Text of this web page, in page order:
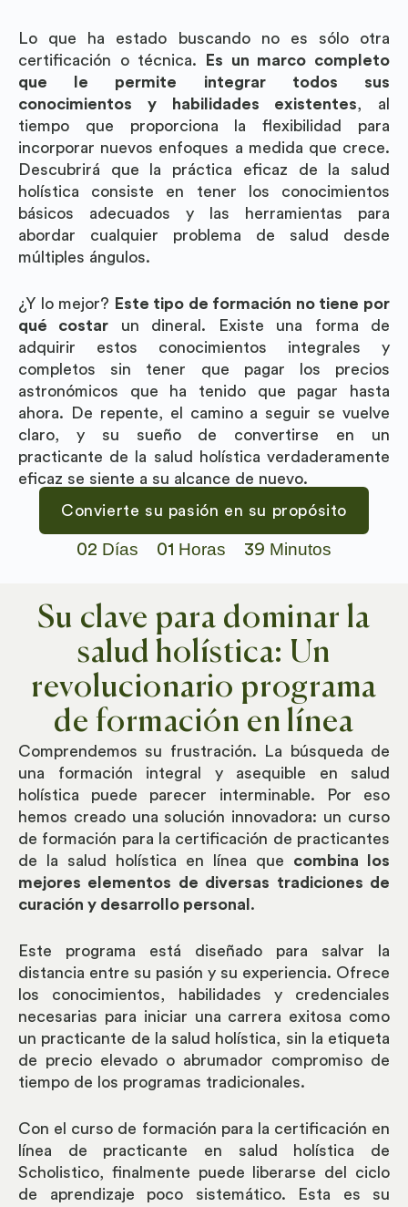
Lo que ha estado buscando no es sólo otra
certificación o técnica.
Es un marco completo
que le permite integrar todos sus
conocimientos y habilidades existentes, al
tiempo que proporciona la flexibilidad para
incorporar nuevos enfoques a medida que crece.
Descubrirá que la práctica eficaz de la salud
holística consiste en tener los conocimientos
básicos adecuados y las herramientas para
abordar cualquier problema de salud desde
múltiples ángulos.
¿Y lo mejor? Este tipo de formación no tiene por
qué costar un dineral. Existe una forma de
adquirir estos conocimientos integrales y
completos sin tener que pagar los precios
astronómicos que ha tenido que pagar hasta
ahora. De repente, el camino a seguir se vuelve
claro, y su sueño de convertirse en un
practicante de la salud holística verdaderamente
eficaz se siente a su alcance de nuevo.
Convierte su pasión en su propósito
02 Días 01 Horas 39 Minutos
Su clave para dominar la
salud holística: Un
revolucionario programa
de formación en línea
Comprendemos su frustración. La búsqueda de
una formación integral y asequible en salud
holística puede parecer interminable. Por eso
hemos creado una solución innovadora: un curso
de formación para la certificación de practicantes
de la salud holística en línea que combina los
mejores elementos de diversas tradiciones de
curación y desarrollo personal .
Este programa está diseñado para salvar la
distancia entre su pasión y su experiencia. Ofrece
los conocimientos, habilidades y credenciales
necesarias para iniciar una carrera exitosa como
un practicante de la salud holística, sin la etiqueta
de precio elevado o abrumador compromiso de
tiempo de los programas tradicionales.
Con el curso de formación para la certificación en
línea de practicante en salud holística de
Scholistico, finalmente puede liberarse del ciclo
de aprendizaje poco sistemático. Esta es su